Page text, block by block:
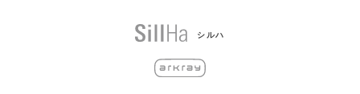
シルハ